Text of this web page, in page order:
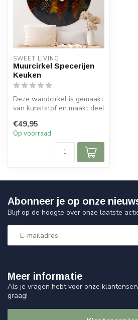
SWEET LIVING
Muurcirkel Specerijen
Keuken
Deze wandcirkel is gemaakt
van kunststof en maakt deel
€49,95
Op voorraad
Meer informatie
Als je vragen hebt voor onze
graag!
Abonneer je op onze
Blijf op de hoogte over onze laatste